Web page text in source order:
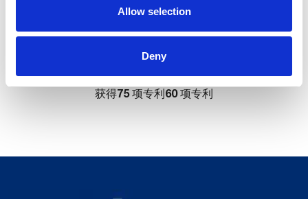
Allow selection
Deny
获得75项专利60项专利